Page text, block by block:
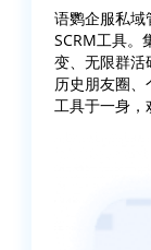
语鹦企服私域
SCRM工具。
变、无限群活
历史朋友圈
工具于一身，